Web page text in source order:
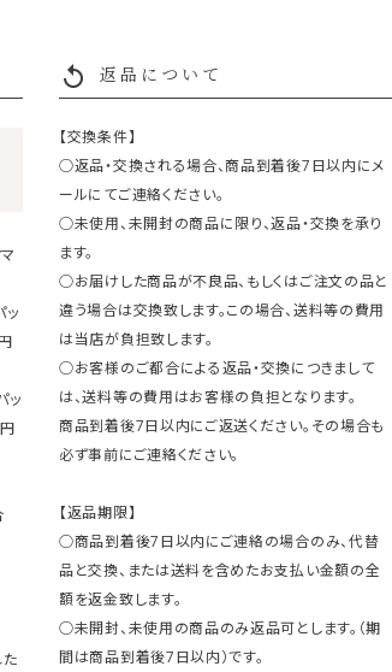
ッ
ッ
replay 返品について
【交換条件】
○返品・交換される場合、商品到着後7日以内にメ
ールにてご連絡ください。
○未使用、未開封の商品に限り、返品・交換を承り
ます。
○お届けした商品が不良品、もしくはご注文の品と
違う場合は交換致します。この場合、送料等の費用
は当店が負担致します。
○お客様のご都合による返品・交換につきまして
は、送料等の費用はお客様の負担となります。
商品到着後7日以内にご返送ください。その場合も
必ず事前にご連絡ください。
【返品期限】
○商品到着後7日以内にご連絡の場合のみ、代替
品と交換、または送料を含めたお支払い金額の全
額を返金致します。
○未開封、未使用の商品のみ返品可とします。（期
間は商品到着後7日以内）です。